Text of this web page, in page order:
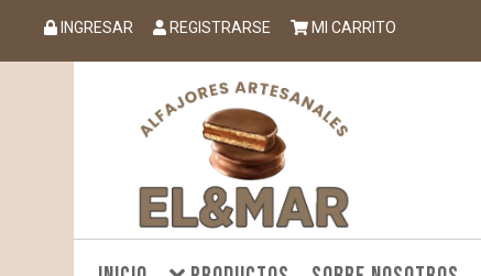
INGRESAR REGISTRARSE MI CARRITO